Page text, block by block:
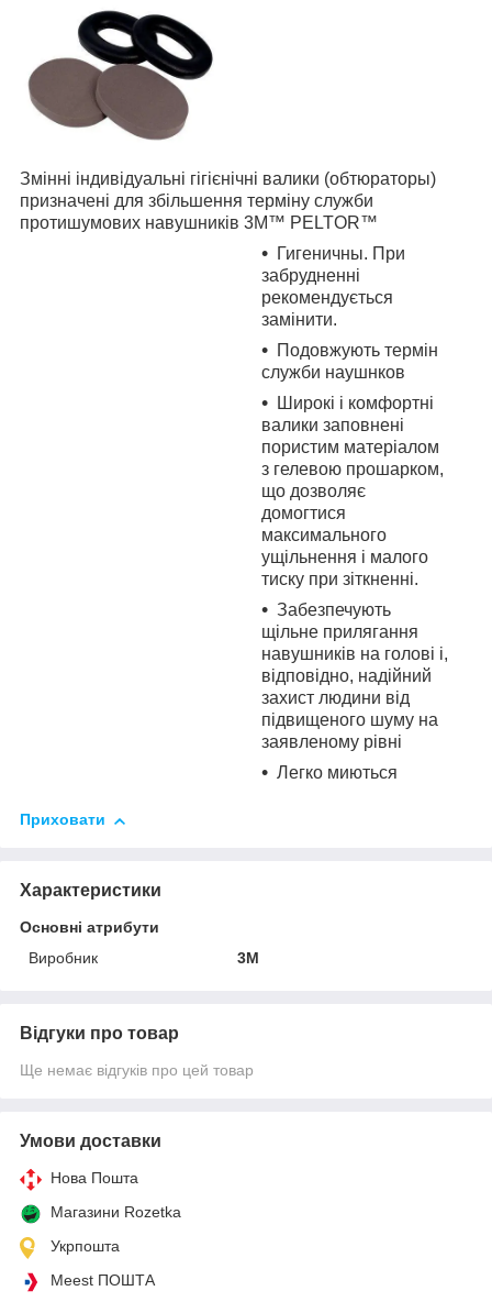
Змінні індивідуальні гігієнічні валики (обтюраторы)
призначені для збільшення терміну служби
протишумових навушників 3M™ PELTOR™
Гигеничны. При
забрудненні
рекомендується
замінити.
Подовжують термін
служби наушнков
Широкі і комфортні
валики заповнені
пористим матеріалом
з гелевою прошарком,
що дозволяє
домогтися
максимального
ущільнення і малого
тиску при зіткненні.
Забезпечують
щільне прилягання
навушників на голові і,
відповідно, надійний
захист людини від
підвищеного шуму на
заявленому рівні
Легко миються
Приховати
Характеристики
Основні атрибути
Виробник
3М
Відгуки про товар
Ще немає відгуків про цей товар
Умови доставки
Нова Пошта
Магазини Rozetka
Укрпошта
Meest ПОШТА